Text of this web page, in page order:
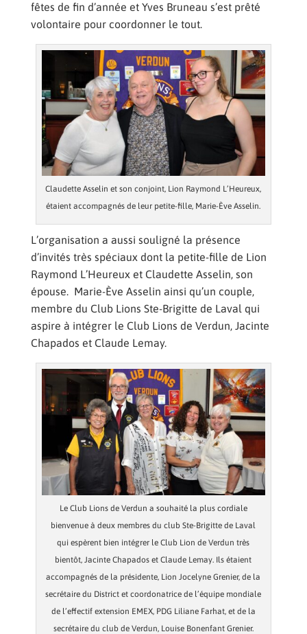
fêtes de fin d’année et Yves Bruneau s’est prêté
volontaire pour coordonner le tout.
Claudette Asselin et son conjoint, Lion Raymond L’Heureux,
étaient accompagnés de leur petite-fille, Marie-Ève Asselin.
L’organisation a aussi souligné la présence
d’invités très spéciaux dont la petite-fille de Lion
Raymond L’Heureux et Claudette Asselin, son
épouse. Marie-Ève Asselin ainsi qu’un couple,
membre du Club Lions Ste-Brigitte de Laval qui
aspire à intégrer le Club Lions de Verdun, Jacinte
Chapados et Claude Lemay.
Le Club Lions de Verdun a souhaité la plus cordiale
bienvenue à deux membres du club Ste-Brigitte de Laval
qui espèrent bien intégrer le Club Lion de Verdun très
bientôt, Jacinte Chapados et Claude Lemay. Ils étaient
accompagnés de la présidente, Lion Jocelyne Grenier, de la
secrétaire du District et coordonatrice de l’équipe mondiale
de l’effectif extension EMEX, PDG Liliane Farhat, et de la
secrétaire du club de Verdun, Louise Bonenfant Grenier.